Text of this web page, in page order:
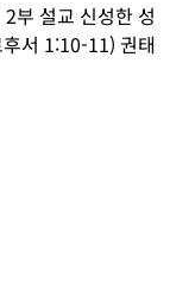
부 설교 신성한 성
서 1:10-11) 권태